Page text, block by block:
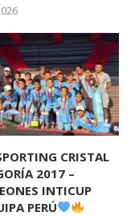
CRISTAL
2017 –
INTICUP
PERÚ